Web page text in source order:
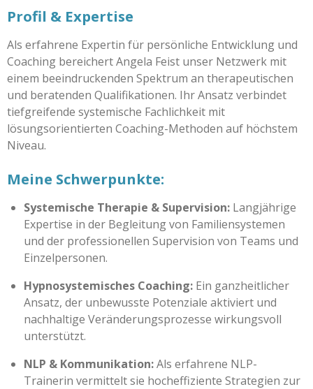
Profil & Expertise
Als erfahrene Expertin für persönliche Entwicklung und
Coaching bereichert Angela Feist unser Netzwerk mit
einem beeindruckenden Spektrum an therapeutischen
und beratenden Qualifikationen. Ihr Ansatz verbindet
tiefgreifende systemische Fachlichkeit mit
lösungsorientierten Coaching-Methoden auf höchstem
Niveau.
Meine Schwerpunkte:
Systemische Therapie & Supervision: Langjährige
Expertise in der Begleitung von Familiensystemen
und der professionellen Supervision von Teams und
Einzelpersonen.
Hypnosystemisches Coaching: Ein ganzheitlicher
Ansatz, der unbewusste Potenziale aktiviert und
nachhaltige Veränderungsprozesse wirkungsvoll
unterstützt.
NLP & Kommunikation:Als erfahrene NLP-
Trainerin vermittelt sie hocheffiziente Strategien zur